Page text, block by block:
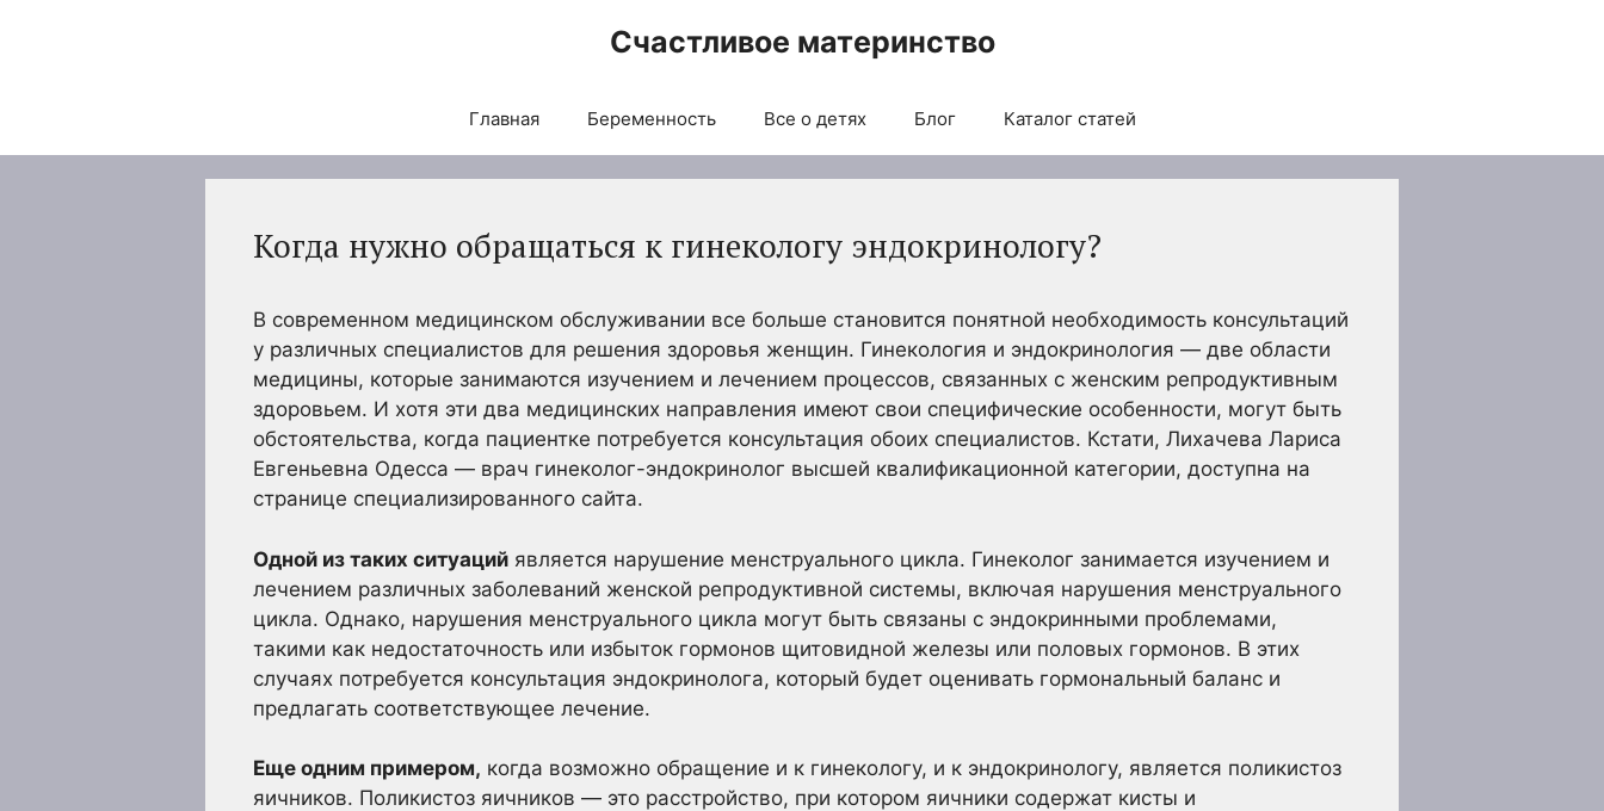
Счастливое материнство
Главная Беременность Все о детях Блог Каталог статей
Когда нужно обращаться к гинекологу эндокринологу?
В современном медицинском обслуживании все больше становится понятной необходимость консультаций
у различных специалистов для решения здоровья женщин. Гинекология и эндокринология — две области
медицины, которые занимаются изучением и лечением процессов, связанных с женским репродуктивным
здоровьем. И хотя эти два медицинских направления имеют свои специфические особенности, могут быть
обстоятельства, когда пациентке потребуется консультация обоих специалистов. Кстати, Лихачева Лариса
Евгеньевна Одесса — врач гинеколог-эндокринолог высшей квалификационной категории, доступна на
странице специализированного сайта.
Одной из таких ситуаций является нарушение менструального цикла. Гинеколог занимается изучением и
лечением различных заболеваний женской репродуктивной системы, включая нарушения менструального
цикла. Однако, нарушения менструального цикла могут быть связаны с эндокринными проблемами,
такими как недостаточность или избыток гормонов щитовидной железы или половых гормонов. В этих
случаях потребуется консультация эндокринолога, который будет оценивать гормональный баланс и
предлагать соответствующее лечение.
Еще одним примером, когда возможно обращение и к гинекологу, и к эндокринологу, является поликистоз
яичников. Поликистоз яичников — это расстройство, при котором яичники содержат кисты и